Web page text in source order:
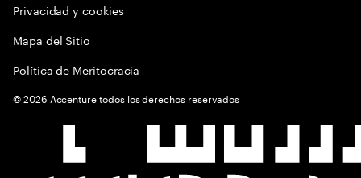
Privacidad y cookies
Mapa del Sitio
Política de Meritocracia
©2026 Accenture todos los derechos reservados